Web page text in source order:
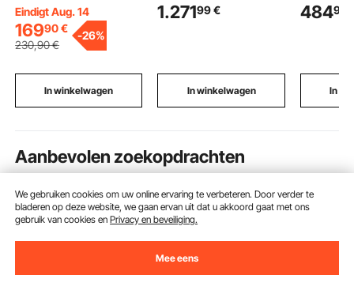
MD40
magneetboormachine
12000N magnetische
kracht magnetisch
boorsysteem 670 tpm
met 6-delige HSS
Eindigt Aug. 14
16990€
230,90€
-26%
In winkelwagen
Voetsteun,
voor Taille en Benen,
Bluetooth-luidspreker,
Touchscreen voor
1.27199 €
In winkelwagen
frame
48490
In
Aanbevolen zoekopdrachten
compressor koelbox vevor vevor kabel
We gebruiken cookies om uw online ervaring te verbeteren. Door verder te
bladeren op deze website, we gaan ervan uit dat u akkoord gaat met ons
gebruik van cookies enPrivacy en beveiliging.
Mee eens